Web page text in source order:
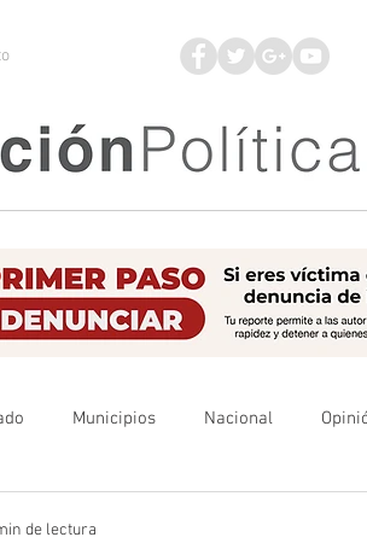
Municipios Nacional
de lectura